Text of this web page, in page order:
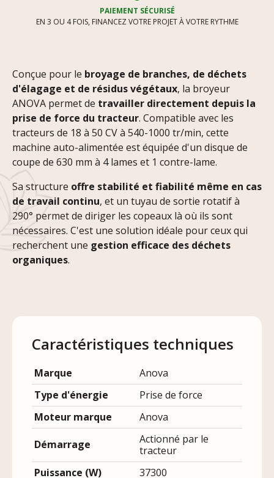
PAIEMENT SÉCURISÉ
EN 3 OU 4 FOIS, FINANCEZ VOTRE PROJET À VOTRE RYTHME
Conçue pour le broyage de branches, de déchets
d'élagage et de résidus végétaux, la broyeur
ANOVA permet de travailler directement depuis la
prise de force du tracteur. Compatible avec les
tracteurs de 18 à 50 CV à 540-1000 tr/min, cette
machine auto-alimentée est équipée d'un disque de
coupe de 630 mm à 4 lames et 1 contre-lame.
Sa structure offre stabilité et fiabilité même en cas
de travail continu, et un tuyau de sortie rotatif à
290° permet de diriger les copeaux là où ils sont
nécessaires. C'est une solution idéale pour ceux qui
recherchent une gestion efficace des déchets
organiques.
Caractéristiques techniques
Marque
Anova
Type d'énergie
Prise de force
Moteur marque
Anova
Démarrage
Actionné par le
tracteur
Puissance (W)
37300